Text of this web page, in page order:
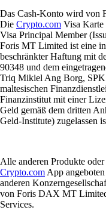
Das Cash-Konto wird von
Die Crypto.com Visa
Visa Principal Member
Foris MT Limited ist eine
beschränkter Haftung mit
90348 und dem
Triq Mikiel Ang Borg, SPK
maltesischen
Finanzinstitut mit einer
Geld gemäß dem dritten
Geld-Institute) zugelassen
Alle anderen Produkte
Crypto.com App
anderen
von Foris DAX MT
Services.